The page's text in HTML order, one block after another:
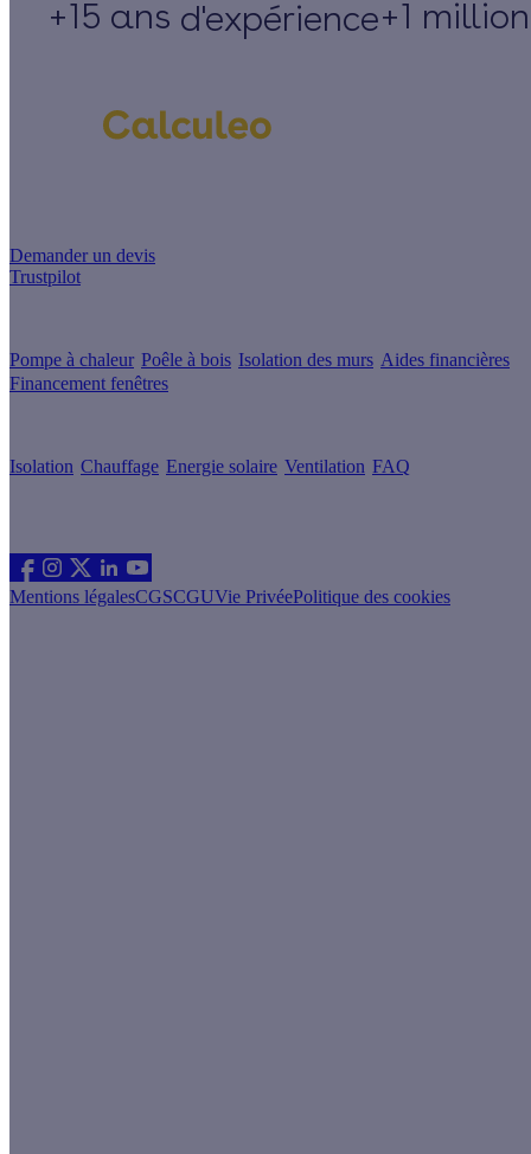
+15 ans d'expérience+1
Demander un devis
Trustpilot
Pompe à chaleur Poêle à bois Isolation des murs Aides financières
Financement fenêtres
Isolation Chauffage Energie solaire Ventilation FAQ
Mentions légalesCGSCGUVie PrivéePolitique des cookies